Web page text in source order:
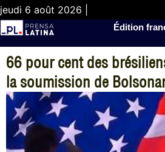
jeudi 6 août 2026 |
Édition
66 pour cent des
la soumission de